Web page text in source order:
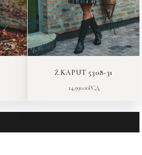
Ž.KAPUT 5308-31
14,990.00РСД